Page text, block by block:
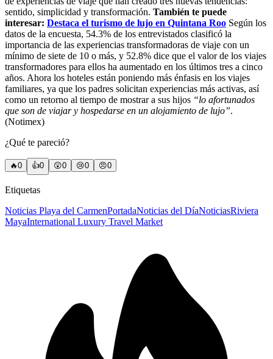
sentido, simplicidad y transformación. También te puede
interesar: Destaca el turismo de lujo en Quintana Roo Según los
datos de la encuesta, 54.3% de los entrevistados clasificó la
importancia de las experiencias transformadoras de viaje con un
mínimo de siete de 10 o más, y 52.8% dice que el valor de los viajes
transformadores para ellos ha aumentado en los últimos tres a cinco
años. Ahora los hoteles están poniendo más énfasis en los viajes
familiares, ya que los padres solicitan experiencias más activas, así
como un retorno al tiempo de mostrar a sus hijos “lo afortunados
que son de viajar y hospedarse en un alojamiento de lujo”.
(Notimex)
¿Qué te pareció?
🔥0 👍0 😲0 😢0 😠0
Etiquetas
Noticias Playa del CarmenPortadaNoticias del DíaNoticiasRiviera
MayaInternational Luxury Travel Market